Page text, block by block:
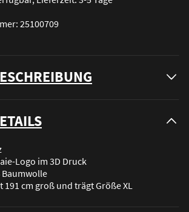
25100709
Logo im 3D Druck
Baumwolle
191 cm groß und trägt Größe XL